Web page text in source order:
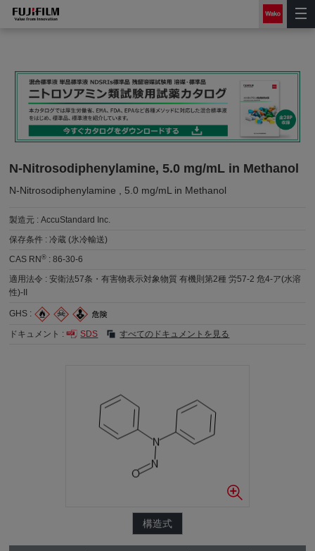
N-Nitrosodiphenylamine, 5.0 mg/mL in Methanol
N-Nitrosodiphenylamine , 5.0 mg/mL in Methanol
製造元 :AccuStandard Inc.
保存条件 :冷蔵 (氷冷輸送)
CAS RN® :86-30-6
適用法令 :安衛法57条・有害物表示対象物質 有機則第2種 労57-2 危4-ア(水溶
性)-II
GHS :
ドキュメント : SDS すべてのドキュメントを見る
構造式